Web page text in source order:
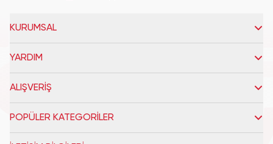
KURUMSAL
YARDIM
ALIŞVERİŞ
POPÜLER KATEGORİLER